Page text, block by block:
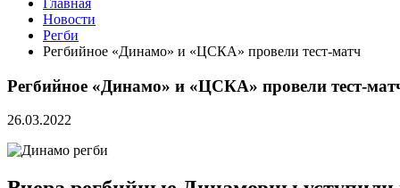
Главная
Новости
Регби
Регбийное «Динамо» и «ЦСКА» провели тест-матч
Регбийное «Динамо» и «ЦСКА» провели тест-
26.03.2022